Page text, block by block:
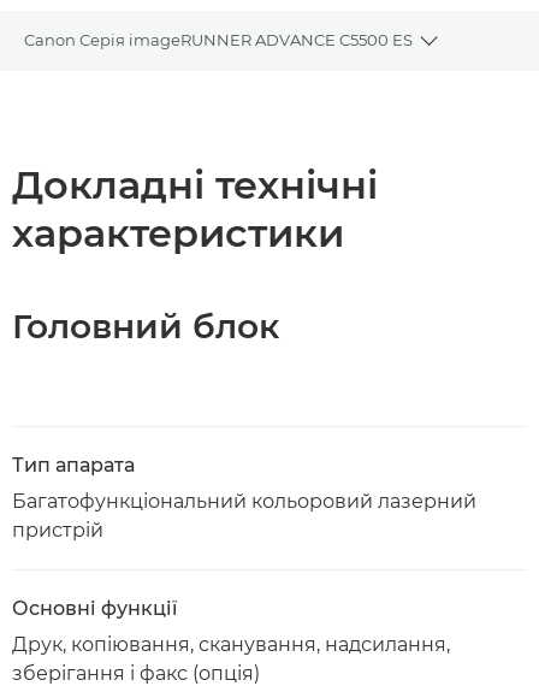
Canon Серія imageRUNNER ADVANCE C5500 ES
Toggle
Докладні технічні
характеристики
Головний блок
Тип апарата
Багатофункціональний кольоровий лазерний
пристрій
Основні функції
Друк, копіювання, сканування, надсилання,
зберігання і факс (опція)